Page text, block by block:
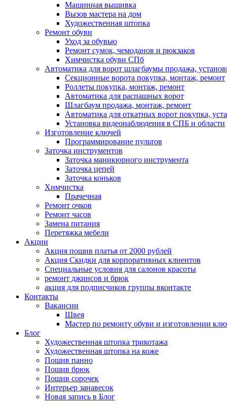
Машинная вышивка
Вызов мастера на дом
Художественная штопка
Ремонт обуви
Уход за обувью
Ремонт сумок, чемоданов и рюкзаков
Химчистка обуви СПб
Автоматика для ворот шлагбаумы продажа,
Секционные ворота покупка, монтаж, ремонт
Роллеты покупка, монтаж, ремонт
Автоматика для распашных ворот
Шлагбаум продажа, монтаж, ремонт
Автоматика для откатных ворот покупка,
Установка видеонаблюдения в СПБ и области
Изготовление ключей
Программирование пультов
Заточка инструментов
Заточка маникюрного инструмента
Заточка цепей
Заточка коньков
Химчистка
Прачечная
Ремонт очков
Ремонт часов
Замена питания
Перетяжка мебели
Акции
Акция пошив платья от 2000 рублей
Акция Скидки для корпоративных клиентов
Специальные условия для салонов красоты
ремонт джинсов и брюк
акция для подписчиков группы вконтакте
Контакты
Вакансии
Швея
Мастер по ремонту обуви и изготовлении
Блог
Художественная штопка трикотажа
Художественная штопка на коже
Пошив панно
Пошив брюк
Пошив сорочек
Интерьер занавесок
Новая запись в Блог